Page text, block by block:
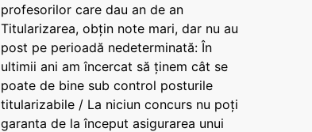
profesorilor care dau an de an
Titularizarea, obțin note mari, dar nu au
post pe perioadă nedeterminată: În
ultimii ani am încercat să ținem cât se
poate de bine sub control posturile
titularizabile / La niciun concurs nu poți
garanta de la început asigurarea unui